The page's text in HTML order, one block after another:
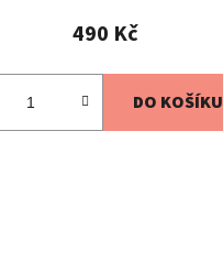
490 Kč
DO KOŠÍKU